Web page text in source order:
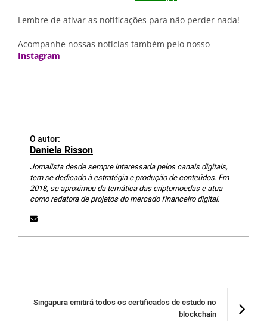
Lembre de ativar as notificações para não perder nada!
Acompanhe nossas notícias também pelo nosso
Instagram
O autor:
Daniela Risson
Jornalista desde sempre interessada pelos canais digitais,
tem se dedicado à estratégia e produção de conteúdos. Em
2018, se aproximou da temática das criptomoedas e atua
como redatora de projetos do mercado financeiro digital.
Singapura emitirá todos os certificados de estudo no
blockchain